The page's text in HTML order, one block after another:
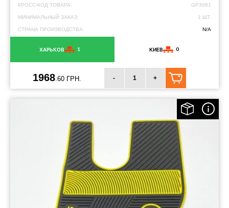
КРОСС-КОД ТОВАРА: GP3081
МИНИМАЛЬНЫЙ ЗАКАЗ: 1 ШТ.
СТРАНА ПРОИЗВОДСТВА: N/A
ХАРЬКОВ 1 КИЕВ 0
1968 .60 ГРН. - +